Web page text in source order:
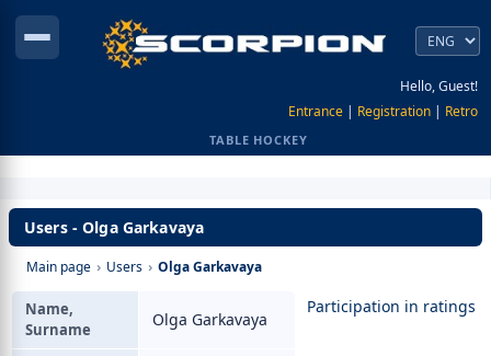
Hello, Guest!
Entrance | Registration | Retro
TABLE HOCKEY
Users - Olga Garkavaya
Main page › Users › Olga Garkavaya
Participation in ratings
Name,
Surname
Olga Garkavaya